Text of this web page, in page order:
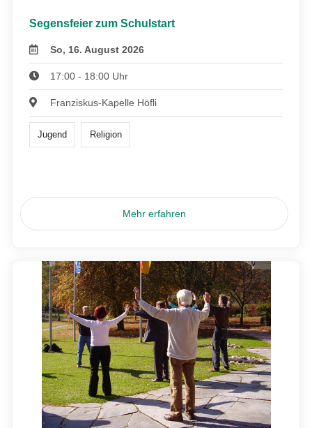
Segensfeier zum Schulstart
So, 16. August 2026
17:00 - 18:00 Uhr
Franziskus-Kapelle Höfli
Jugend Religion
Mehr erfahren